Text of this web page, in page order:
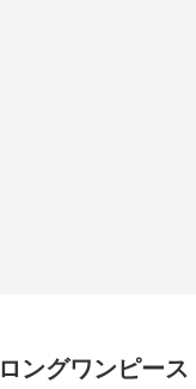
ロングワンピース